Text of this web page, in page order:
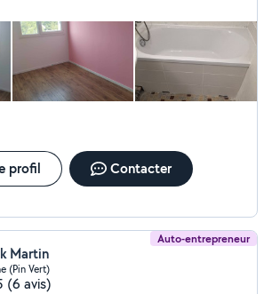
profil Contacter
Auto-entrepreneur
Martin
(Pin Vert)
(6 avis)